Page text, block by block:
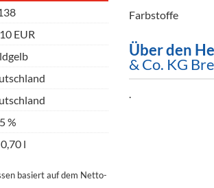
EUR
%
l
basiert auf dem Netto-
Farbstoffe
Über den
& Co. KG
.